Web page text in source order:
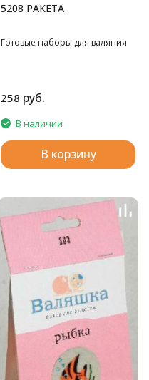
5208 РАКЕТА
Готовые наборы для валяния
258 руб.
В наличии
В корзину